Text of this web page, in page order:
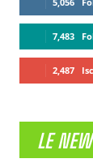
7,483
2,487
LE